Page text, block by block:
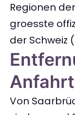
Regionen der
groesste
der Schweiz
Anfahrt
Von